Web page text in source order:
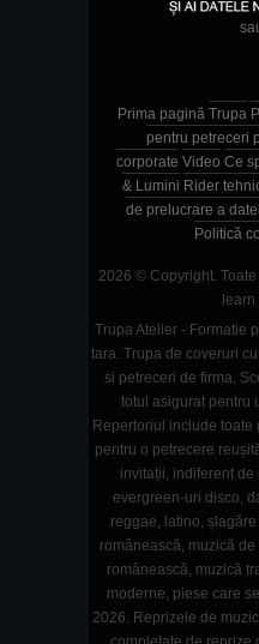
Prima pagină Trupa
pentru petreceri
corporate Video Ce
& Lumini Rider
de prelucrare a
Politică
2026 © Copyright.
Trupa Atelier - Formatie
tara. Trupa de coveruri
si petreceri de firma.
totul asigurat pentru
Repertoriul include
pentru o petrecere
invitații, indiferent
evergreen-uri disco,
reggae, latino,
românească, muzică
românească, muzică
moderne, piese care
2026. Reprizele de